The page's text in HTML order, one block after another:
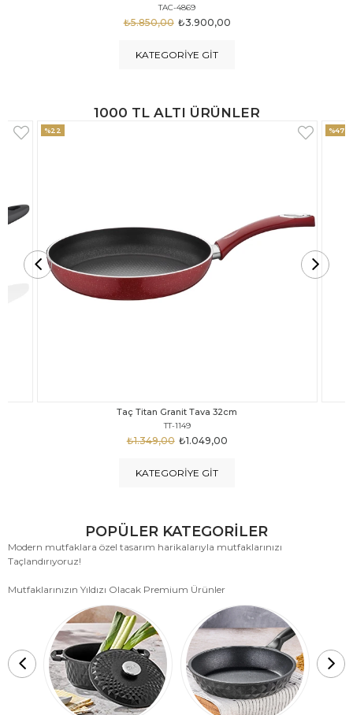
TAC-3817
₺3.250,00
₺4.350,00
KATEGORIYE GIT
1000 TL ALTI ÜRÜNLER
Taç Titan Granit Tava 30cm
TT-1148
₺999,00
₺1.875,00
%47 %18
KATEGORIYE GIT
POPÜLER KATEGORİLER
Modern mutfaklara özel tasarım harikalarıyla mutfaklarınızı
Taçlandırıyoruz!
Mutfaklarınızın Yıldızı Olacak Premium Ürünler